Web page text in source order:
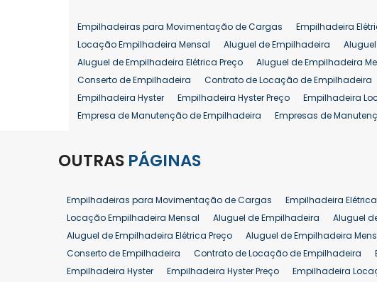
Empilhadeiras para Movimentação de Cargas Empilhadeira
Locação Empilhadeira Mensal
Aluguel de Empilhadeira
Aluguel de Empilhadeira Elétrica Preço
Aluguel de Empilhadeira
Conserto de Empilhadeira
Contrato de Locação de Empilhadeira
Empilhadeira Hyster
Empilhadeira Hyster Preço Empilhadeira
Empresa de Manutenção de Empilhadeira
Empresas de
Manutenção em Empilhadeiras
Reforma de Empilhadeira
Aluguel de Empilhadeira 25 ton
Locação de Empilhadeira 25 ton
Venda Empilhadeiras 25 ton
OUTRAS PÁGINAS
Empilhadeiras para Movimentação de Cargas Empilhadeira
Locação Empilhadeira Mensal
Aluguel de Empilhadeira Aluguel
Aluguel de Empilhadeira Elétrica Preço
Aluguel de Empilhadeira
Conserto de Empilhadeira
Contrato de Locação de Empilhadeira
Empilhadeira Hyster
Empilhadeira Hyster Preço Empilhadeira